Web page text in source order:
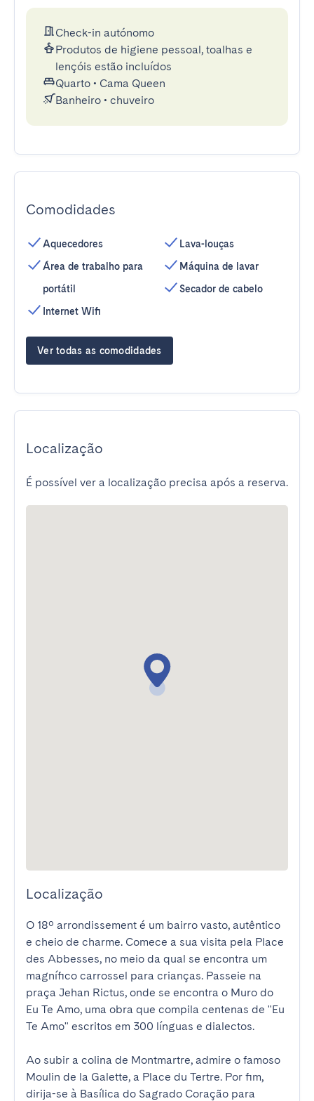
Check-in autónomo
Produtos de higiene pessoal, toalhas e
lençóis estão incluídos
Quarto • Cama Queen
Banheiro • chuveiro
Comodidades
Aquecedores
Área de trabalho para
portátil
Internet Wifi
Lava-louças
Máquina de lavar
Secador de cabelo
Ver todas as comodidades
Localização
É possível ver a localização precisa após a reserva.
Localização
O 18º arrondissement é um bairro vasto, autêntico
e cheio de charme. Comece a sua visita pela Place
des Abbesses, no meio da qual se encontra um
magnífico carrossel para crianças. Passeie na
praça Jehan Rictus, onde se encontra o Muro do
Eu Te Amo, uma obra que compila centenas de "Eu
Te Amo" escritos em 300 línguas e dialectos.
Ao subir a colina de Montmartre, admire o famoso
Moulin de la Galette, a Place du Tertre. Por fim,
dirija-se à Basílica do Sagrado Coração para